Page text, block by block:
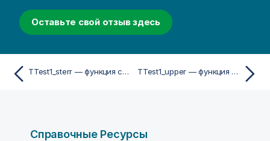
Оставьте свой отзыв здесь
TTest1_sterr — функция скриптa и диаграммы TTest1_upper — функция скриптa и диаграммы
Справочные Ресурсы